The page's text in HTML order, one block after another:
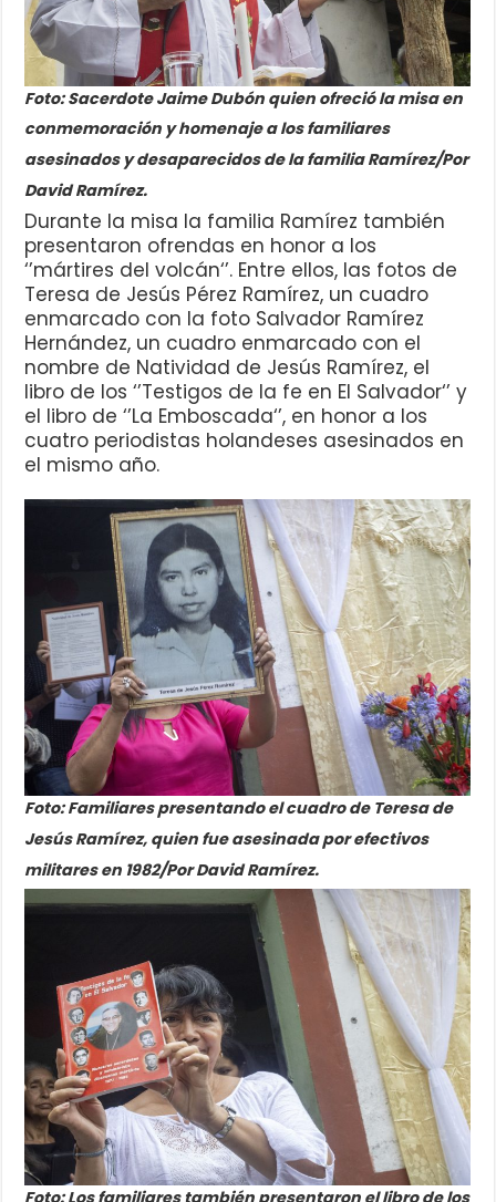
Foto:Sacerdote Jaime Dubón quien ofreció la misa en
conmemoración y homenaje a los familiares
asesinados y desaparecidos de la familia Ramírez/Por
David Ramírez.
Durante la misa la familia Ramírez también
presentaron ofrendas en honor a los
‘’mártires del volcán‘’. Entre ellos, las fotos de
Teresa de Jesús Pérez Ramírez, un cuadro
enmarcado con la foto Salvador Ramírez
Hernández, un cuadro enmarcado con el
nombre de Natividad de Jesús Ramírez, el
libro de los ‘’Testigos de la fe en El Salvador‘’ y
el libro de ‘’La Emboscada‘’, en honor a los
cuatro periodistas holandeses asesinados en
el mismo año.
Foto:Familiares presentando el cuadro de Teresa de
JesúsRamírez, quien fue asesinada por efectivos
militares en 1982/Por David Ramírez.